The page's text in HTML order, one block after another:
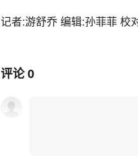
记者:游舒乔 编辑:孙菲菲 校
评论0